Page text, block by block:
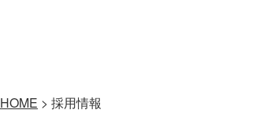
HOME > 採用情報